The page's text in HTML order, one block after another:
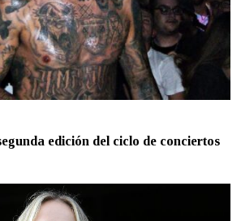
edición del ciclo de conciertos